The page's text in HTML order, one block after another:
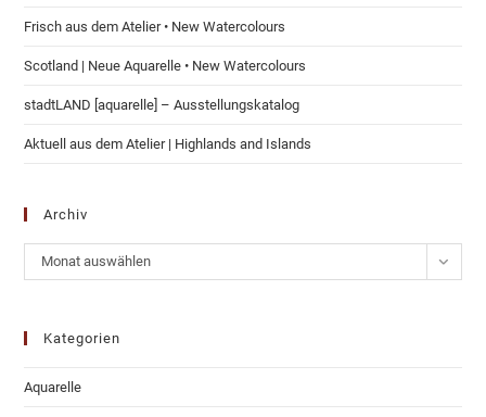
Frisch aus dem Atelier • New Watercolours
Scotland | Neue Aquarelle • New Watercolours
stadtLAND [aquarelle]​ – Ausstellungskatalog
Aktuell aus dem Atelier | Highlands and Islands
Archiv
Archiv
Monat auswählen
Kategorien
Aquarelle